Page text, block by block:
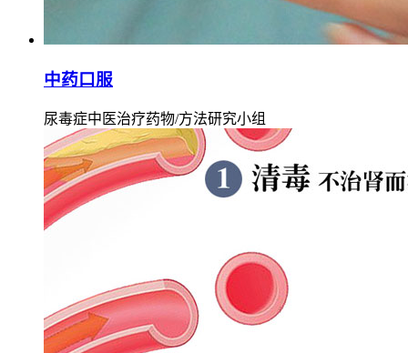
中药口服
尿毒症中医治疗药物/方法研究小组